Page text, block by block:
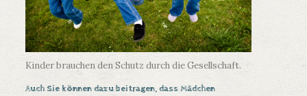
Kinder brauchen den Schutz durch die Gesellschaft.
Auch Sie können dazu beitragen, dass Mädchen